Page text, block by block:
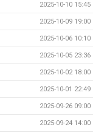
2025-10-10 15:45
2025-10-09 19:00
2025-10-06 10:10
2025-10-05 23:36
2025-10-02 18:00
2025-10-01 22:49
2025-09-26 09:00
2025-09-24 14:00